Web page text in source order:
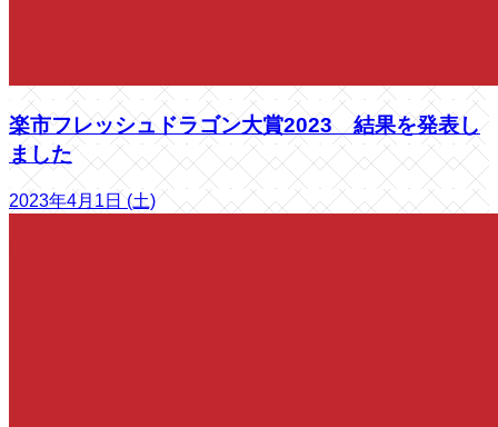
楽市フレッシュドラゴン大賞2023 結果を発表し
ました
2023年4月1日 (土)